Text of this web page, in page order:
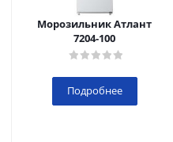
Морозильник Атлант
7204-100
Подробнее